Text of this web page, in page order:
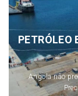
PETRÓLEO
Angola não